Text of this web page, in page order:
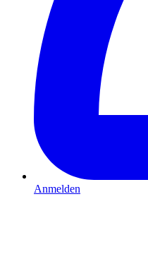
Anmelden